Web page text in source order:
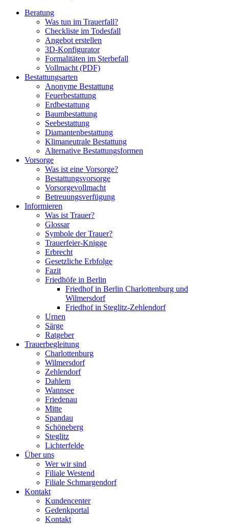
Beratung
Was tun im Trauerfall?
Checkliste im Todesfall
Angebot erstellen
3D-Konfigurator
Formalitäten im Sterbefall
Vollmacht (PDF)
Bestattungsarten
Anonyme Bestattung
Feuerbestattung
Erdbestattung
Baumbestattung
Seebestattung
Diamantenbestattung
Klimaneutrale Bestattung
Alternative Bestattungsformen
Vorsorge
Was ist eine Vorsorge?
Bestattungsvorsorge
Vorsorgevollmacht
Betreuungsverfügung
Informieren
Was ist Trauer?
Glossar
Symbole der Trauer?
Trauerfeier-Knigge
Erbrecht
Gesetzliche Erbfolge
Fazit
Friedhöfe in Berlin
Friedhof in Berlin Charlottenburg und
Wilmersdorf
Friedhof in Steglitz-Zehlendorf
Urnen
Särge
Ratgeber
Trauerbegleitung
Charlottenburg
Wilmersdorf
Zehlendorf
Dahlem
Wannsee
Friedenau
Mitte
Spandau
Schöneberg
Steglitz
Lichterfelde
Über uns
Wer wir sind
Filiale Westend
Filiale Schmargendorf
Kontakt
Kundencenter
Gedenkportal
Kontakt